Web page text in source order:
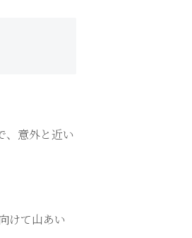
、意外と近い
けて山あい